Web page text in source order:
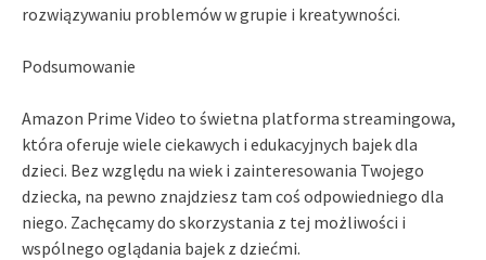
rozwiązywaniu problemów w grupie i kreatywności.
Podsumowanie
Amazon Prime Video to świetna platforma streamingowa,
która oferuje wiele ciekawych i edukacyjnych bajek dla
dzieci. Bez względu na wiek i zainteresowania Twojego
dziecka, na pewno znajdziesz tam coś odpowiedniego dla
niego. Zachęcamy do skorzystania z tej możliwości i
wspólnego oglądania bajek z dziećmi.